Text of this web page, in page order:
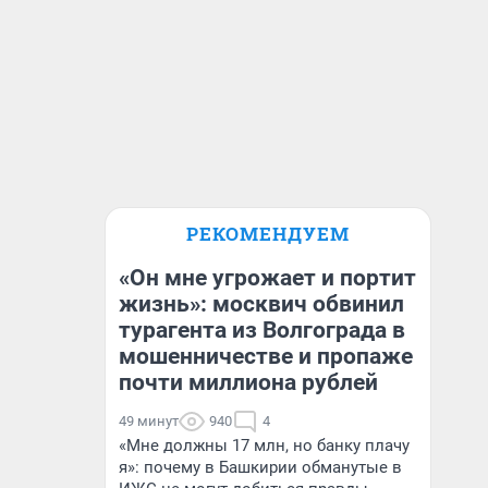
РЕКОМЕНДУЕМ
«Он мне угрожает и портит
жизнь»: москвич обвинил
турагента из Волгограда в
мошенничестве и пропаже
почти миллиона рублей
49 минут 940 4
«Мне должны 17 млн, но банку плачу
я»: почему в Башкирии обманутые в